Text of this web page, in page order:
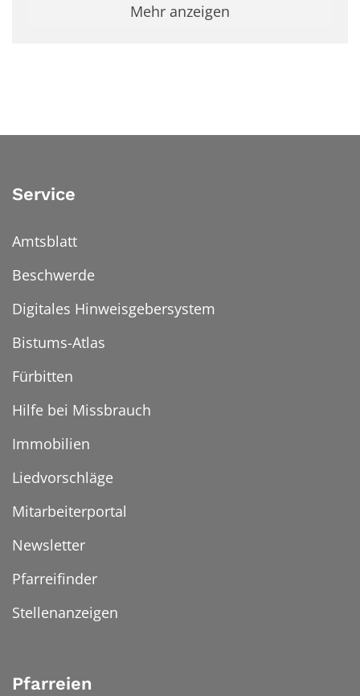
Mehr anzeigen
Service
Amtsblatt
Beschwerde
Digitales Hinweisgebersystem
Bistums-Atlas
Fürbitten
Hilfe bei Missbrauch
Immobilien
Liedvorschläge
Mitarbeiterportal
Newsletter
Pfarreifinder
Stellenanzeigen
Pfarreien